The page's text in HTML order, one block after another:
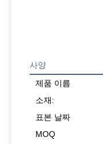
사양
제품 이름
소재:
표본 날짜
MOQ